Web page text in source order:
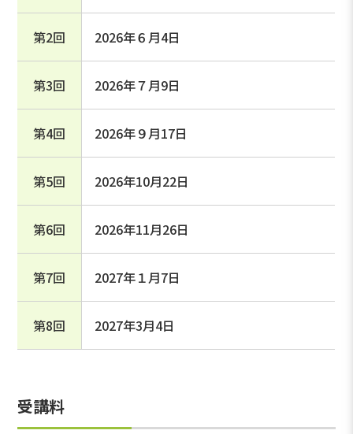
第2回 2026年６月4日
第3回 2026年７月9日
第4回 2026年９月17日
第5回 2026年10月22日
第6回 2026年11月26日
第7回 2027年１月7日
第8回 2027年3月4日
受講料